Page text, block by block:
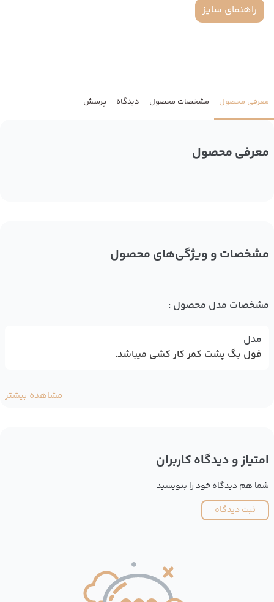
راهنمای سایز
معرفی محصول مشخصات محصول دیدگاه پرسش
معرفی محصول
مشخصات و ویژگی‌های محصول
مشخصات مدل محصول :
مدل
فول بگ پشت کمر کار کشی میباشد.
مشاهده بیشتر
امتیاز و دیدگاه کاربران
شما هم دیدگاه خود را بنویسید
ثبت دیدگاه